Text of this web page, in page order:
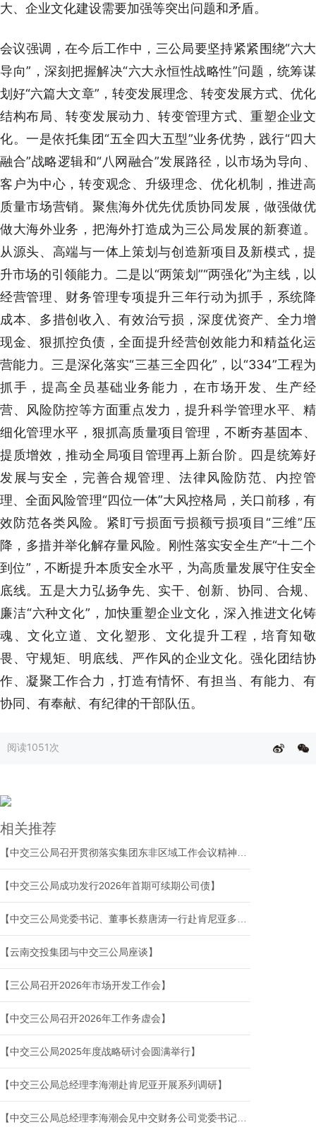
大、企业文化建设需要加强等突出问题和矛盾。
会议强调，在今后工作中，三公局要坚持紧紧围绕“六大
导向”，深刻把握解决“六大永恒性战略性”问题，统筹谋
划好“六篇大文章”，转变发展理念、转变发展方式、优化
结构布局、转变发展动力、转变管理方式、重塑企业文
化。一是依托集团“五全四大五型”业务优势，践行“四大
融合”战略逻辑和“八网融合”发展路径，以市场为导向、
客户为中心，转变观念、升级理念、优化机制，推进高
质量市场营销。聚焦海外优先优质协同发展，做强做优
做大海外业务，把海外打造成为三公局发展的新赛道。
从源头、高端与一体上策划与创造新项目及新模式，提
升市场的引领能力。二是以“两策划”“两强化”为主线，以
经营管理、财务管理专项提升三年行动为抓手，系统降
成本、多措创收入、有效治亏损，深度优资产、全力增
现金、狠抓控负债，全面提升经营创效能力和精益化运
营能力。三是深化落实“三基三全四化”，以“334”工程为
抓手，提高全员基础业务能力，在市场开发、生产经
营、风险防控等方面重点发力，提升科学管理水平、精
细化管理水平，狠抓高质量项目管理，不断夯基固本、
提质增效，推动全局项目管理再上新台阶。四是统筹好
发展与安全，完善合规管理、法律风险防范、内控管
理、全面风险管理“四位一体”大风控格局，关口前移，有
效防范各类风险。紧盯亏损面亏损额亏损项目“三维”压
降，多措并举化解存量风险。刚性落实安全生产“十二个
到位”，不断提升本质安全水平，为高质量发展守住安全
底线。五是大力弘扬争先、实干、创新、协同、合规、
廉洁“六种文化”，加快重塑企业文化，深入推进文化铸
魂、文化立道、文化塑形、文化提升工程，培育知敬
畏、守规矩、明底线、严作风的企业文化。强化团结协
作、凝聚工作合力，打造有情怀、有担当、有能力、有
协同、有奉献、有纪律的干部队伍。
阅读1051次
相关推荐
【中交三公局召开贯彻落实集团东非区域工作会议精神暨2026年海外工作推进会议】
【中交三公局成功发行2026年首期可续期公司债】
【中交三公局党委书记、董事长蔡唐涛一行赴肯尼亚多个项目调研指导工作】
【云南交投集团与中交三公局座谈】
【三公局召开2026年市场开发工作会】
【中交三公局召开2026年工作务虚会】
【中交三公局2025年度战略研讨会圆满举行】
【中交三公局总经理李海潮赴肯尼亚开展系列调研】
【中交三公局总经理李海潮会见中交财务公司党委书记、副董事长李金明一行】